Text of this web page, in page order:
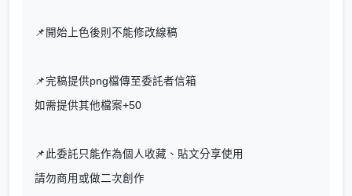
📌開始上色後則不能修改線稿
📌完稿提供png檔傳至委託者信箱
如需提供其他檔案+50
📌此委託只能作為個人收藏、貼文分享使用
請勿商用或做二次創作